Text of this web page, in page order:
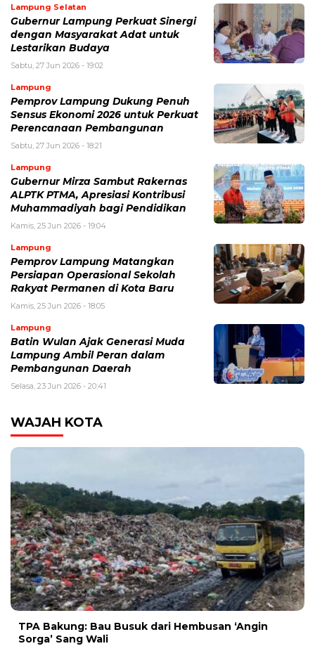
Lampung Selatan
Gubernur Lampung Perkuat Sinergi
dengan Masyarakat Adat untuk
Lestarikan Budaya
Sabtu, 27 Jun 2026 - 19:02
Lampung
Pemprov Lampung Dukung Penuh
Sensus Ekonomi 2026 untuk Perkuat
Perencanaan Pembangunan
Sabtu, 27 Jun 2026 - 18:21
Lampung
Gubernur Mirza Sambut Rakernas
ALPTK PTMA, Apresiasi Kontribusi
Muhammadiyah bagi Pendidikan
Kamis, 25 Jun 2026 - 19:04
Lampung
Pemprov Lampung Matangkan
Persiapan Operasional Sekolah
Rakyat Permanen di Kota Baru
Kamis, 25 Jun 2026 - 18:05
Lampung
Batin Wulan Ajak Generasi Muda
Lampung Ambil Peran dalam
Pembangunan Daerah
Selasa, 23 Jun 2026 - 20:41
WAJAH KOTA
TPA Bakung: Bau Busuk dari Hembusan ‘Angin
Sorga’ Sang Wali